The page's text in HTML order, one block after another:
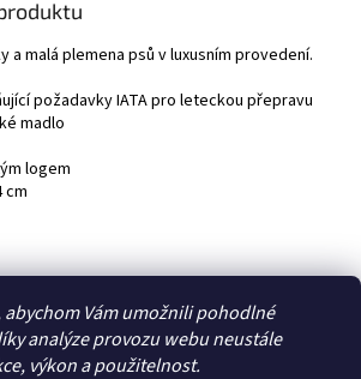
abychom Vám umožnili pohodlné
analýze provozu webu neustále
výkon a použitelnost.
a malá plemena psů v luxusním provedení.
požadavky IATA pro leteckou přepravu
madlo
logem
cm
Zboží.cz Heureka.cz